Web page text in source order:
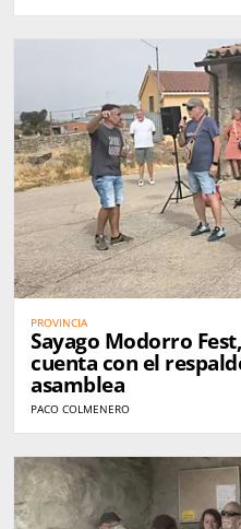
PROVINCIA
Sayago Modorro
cuenta con el
asamblea
PACO COLMENERO